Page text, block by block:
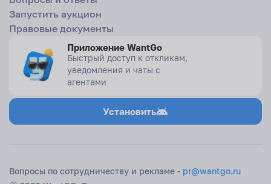
Запустить аукцион
Правовые документы
Приложение WantGo
Быстрый доступ к откликам,
уведомления и чаты с
агентами
Установить
Вопросы по сотрудничеству и рекламе - pr@wantgo.ru